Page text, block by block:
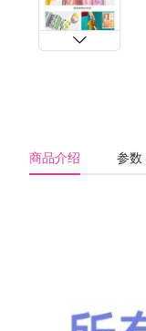
商品介绍 参数